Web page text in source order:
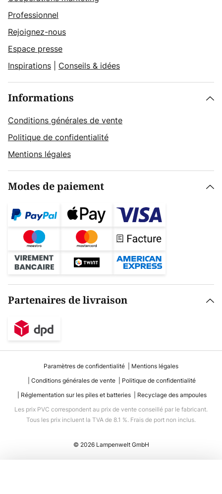
Professionnel
Rejoignez-nous
Espace presse
Inspirations
Conseils & idées
Informations
Conditions générales de vente
Politique de confidentialité
Mentions légales
Modes de paiement
Partenaires de livraison
Paramètres de confidentialité
Mentions légales
Conditions générales de vente
Politique de confidentialité
Réglementation sur les piles et batteries
Recyclage des ampoules
Les prix PVC correspondent au prix de vente conseillé par le fabricant.
Tous les prix incluent la TVA de 8.1 %. Frais de port non inclus.
© 2026 Lampenwelt GmbH